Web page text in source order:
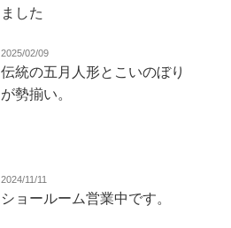
ました
2025/02/09
伝統の五月人形とこいのぼり
が勢揃い。
2024/11/11
ショールーム営業中です。